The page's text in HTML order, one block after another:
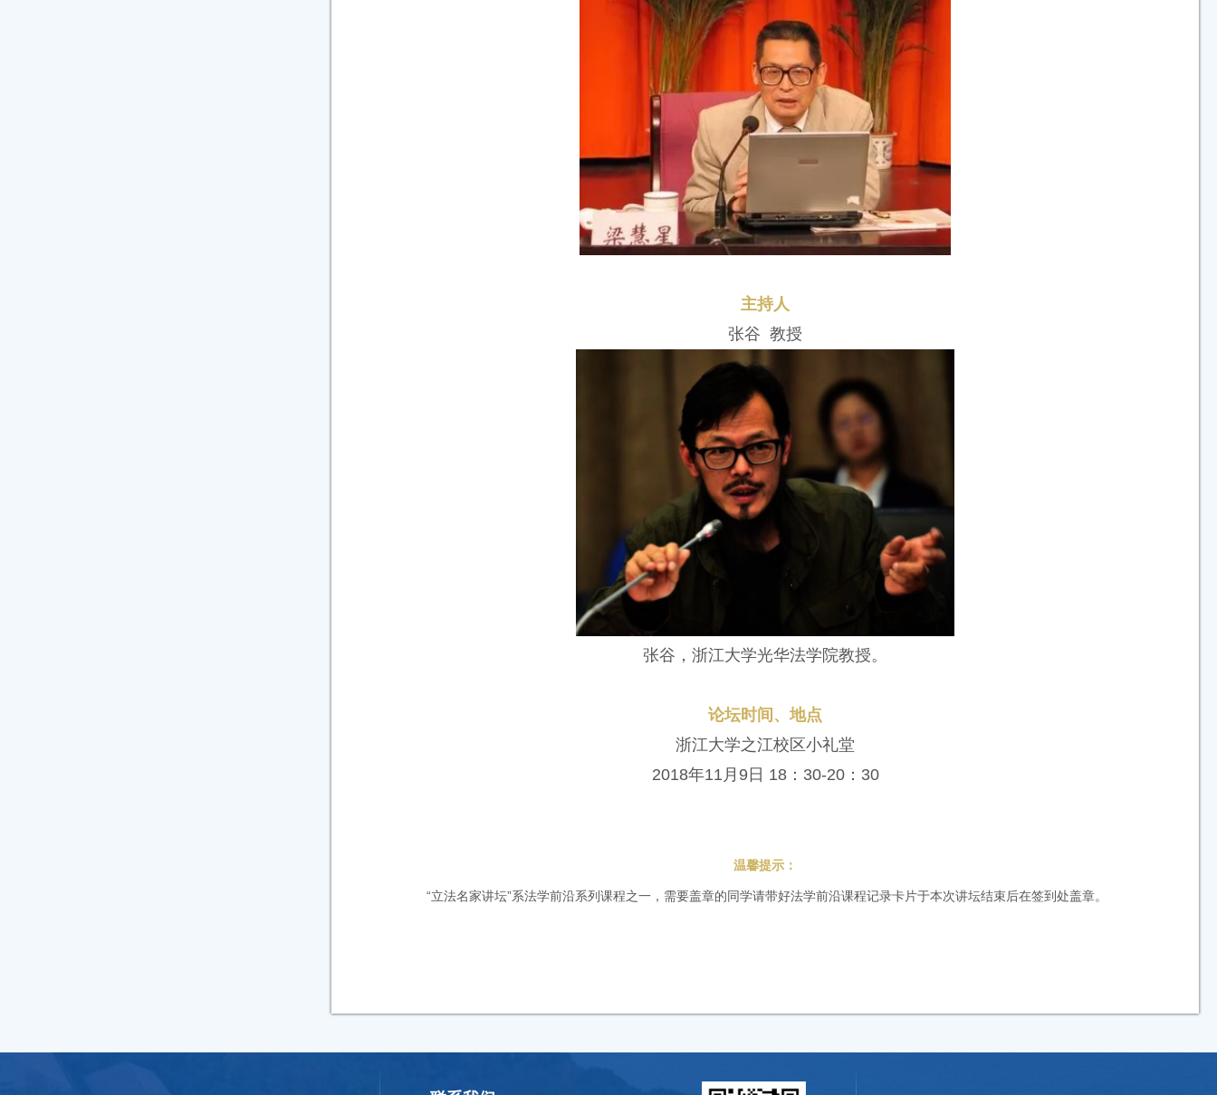
主持人
张谷 教授
张谷，浙江大学光华法学院教授。
论坛时间、地点
浙江大学之江校区小礼堂
2018年11月9日 18：30-20：30
温馨提示：
“立法名家讲坛”系法学前沿系列课程之一，需要盖章的同学请带好法学前沿课程记录卡片于本次讲坛结束后在签到处盖章。